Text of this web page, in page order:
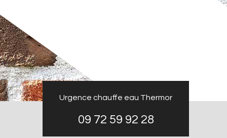
Urgence chauffe eau Thermor
09 72 59 92 28